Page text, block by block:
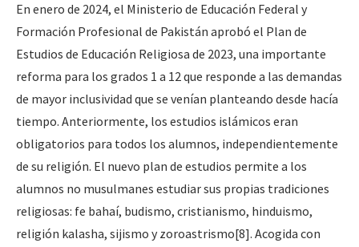
En enero de 2024, el Ministerio de Educación Federal y
Formación Profesional de Pakistán aprobó el Plan de
Estudios de Educación Religiosa de 2023, una importante
reforma para los grados 1 a 12 que responde a las demandas
de mayor inclusividad que se venían planteando desde hacía
tiempo. Anteriormente, los estudios islámicos eran
obligatorios para todos los alumnos, independientemente
de su religión. El nuevo plan de estudios permite a los
alumnos no musulmanes estudiar sus propias tradiciones
religiosas: fe bahaí, budismo, cristianismo, hinduismo,
religión kalasha, sijismo y zoroastrismo[8]. Acogida con